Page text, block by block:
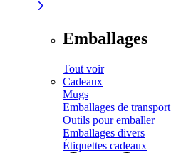
Emballages
Tout voir
Cadeaux
Mugs
Emballages de transport
Outils pour emballer
Emballages divers
Étiquettes cadeaux